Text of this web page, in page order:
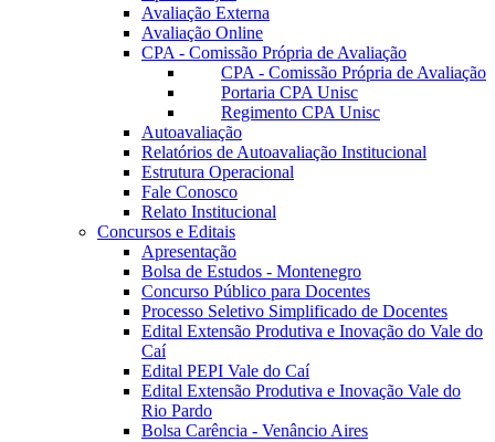
Avaliação Externa
Avaliação Online
CPA - Comissão Própria de Avaliação
CPA - Comissão Própria de Avaliação
Portaria CPA Unisc
Regimento CPA Unisc
Autoavaliação
Relatórios de Autoavaliação Institucional
Estrutura Operacional
Fale Conosco
Relato Institucional
Concursos e Editais
Apresentação
Bolsa de Estudos - Montenegro
Concurso Público para Docentes
Processo Seletivo Simplificado de Docentes
Edital Extensão Produtiva e Inovação do Vale do
Caí
Edital PEPI Vale do Caí
Edital Extensão Produtiva e Inovação Vale do
Rio Pardo
Bolsa Carência - Venâncio Aires